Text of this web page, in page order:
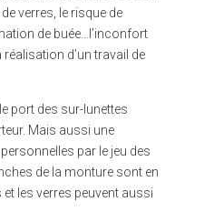
verres, le risque de
de buée…l’inconfort
réalisation d’un travail de
port des sur-lunettes
Mais aussi une
par le jeu des
de la monture sont en
les verres peuvent aussi